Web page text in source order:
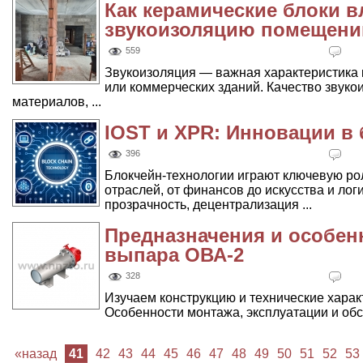
Как керамические блоки
звукоизоляцию
559
Звукоизоляция — важная
или коммерческих зданий. Качество
материалов, ...
IOST и XPR: Инновации в
396
Блокчейн-технологии играют ключевую
отраслей, от финансов до искусства и
прозрачность, децентрализация ...
Предназначения и
выпара ОВА-2
328
Изучаем конструкцию и технические
Особенности монтажа, эксплуатации и
«назад 41 42 43 44 45 46 47 48 49 50 51 52 53